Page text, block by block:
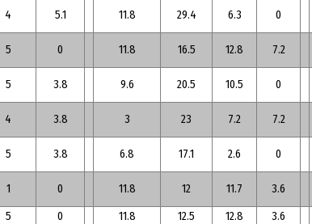
4 5.1 11.8 29.4 6.3 0
5 0 11.8 16.5 12.8 7.2
5 3.8 9.6 20.5 10.5 0
4 3.8 3 23 7.2 7.2
5 3.8 6.8 17.1 2.6 0
1 0 11.8 12 11.7 3.6
5 0 11.8 12.5 12.8 3.6